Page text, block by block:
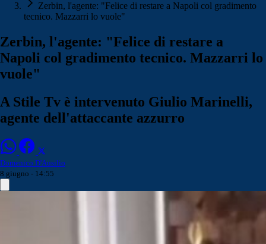
Zerbin, l'agente: "Felice di restare a Napoli col gradimento
tecnico. Mazzarri lo vuole"
Zerbin, l'agente: "Felice di restare a
Napoli col gradimento tecnico. Mazzarri lo
vuole"
A Stile Tv è intervenuto Giulio Marinelli,
agente dell'attaccante azzurro
Domenico D'Ausilio
8 giugno - 14:55